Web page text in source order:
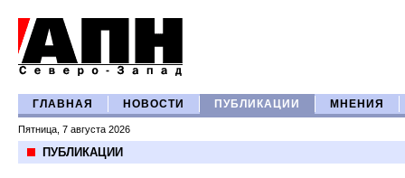
ГЛАВНАЯ НОВОСТИ ПУБЛИКАЦИИ МНЕНИЯ
Пятница, 7 августа 2026
ПУБЛИКАЦИИ